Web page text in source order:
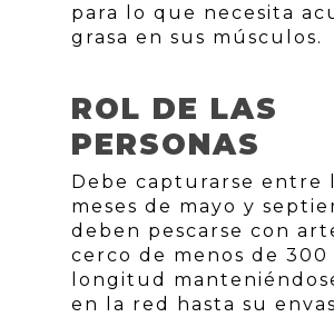
para lo que necesita
grasa en sus músculos.
ROL DE LAS
PERSONAS
Debe capturarse entre
meses de mayo y
deben pescarse con
cerco de menos de 300
longitud
en la red hasta su